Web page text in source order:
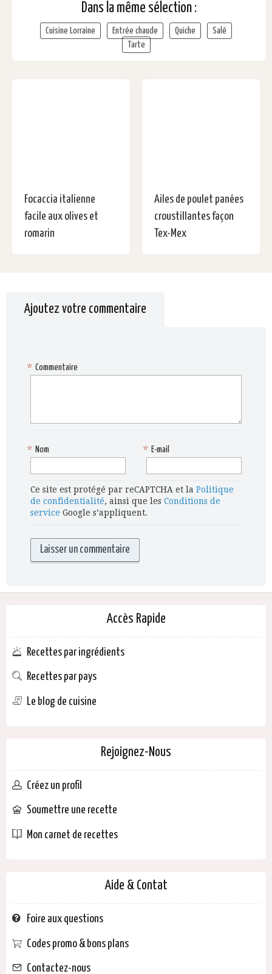
Dans la même sélection :
Cuisine Lorraine Entrée chaude Quiche
Salé
Tarte
Focaccia italienne
facile aux olives et
romarin
Ailes de poulet panées
croustillantes façon
Tex-Mex
Ajoutez votre commentaire
Commentaire
*
Nom
* E-mail
*
Ce site est protégé par reCAPTCHA et la Politique
de confidentialité, ainsi que les Conditions de
service Google s’appliquent.
Accès Rapide
Recettes par ingrédients
Recettes par pays
Le blog de cuisine
Rejoignez-Nous
Créez un profil
Soumettre une recette
Mon carnet de recettes
Aide & Contat
Foire aux questions
Codes promo & bons plans
Contactez-nous